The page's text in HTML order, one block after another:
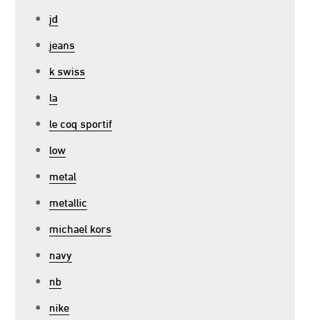
jd
jeans
k swiss
la
le coq sportif
low
metal
metallic
michael kors
navy
nb
nike